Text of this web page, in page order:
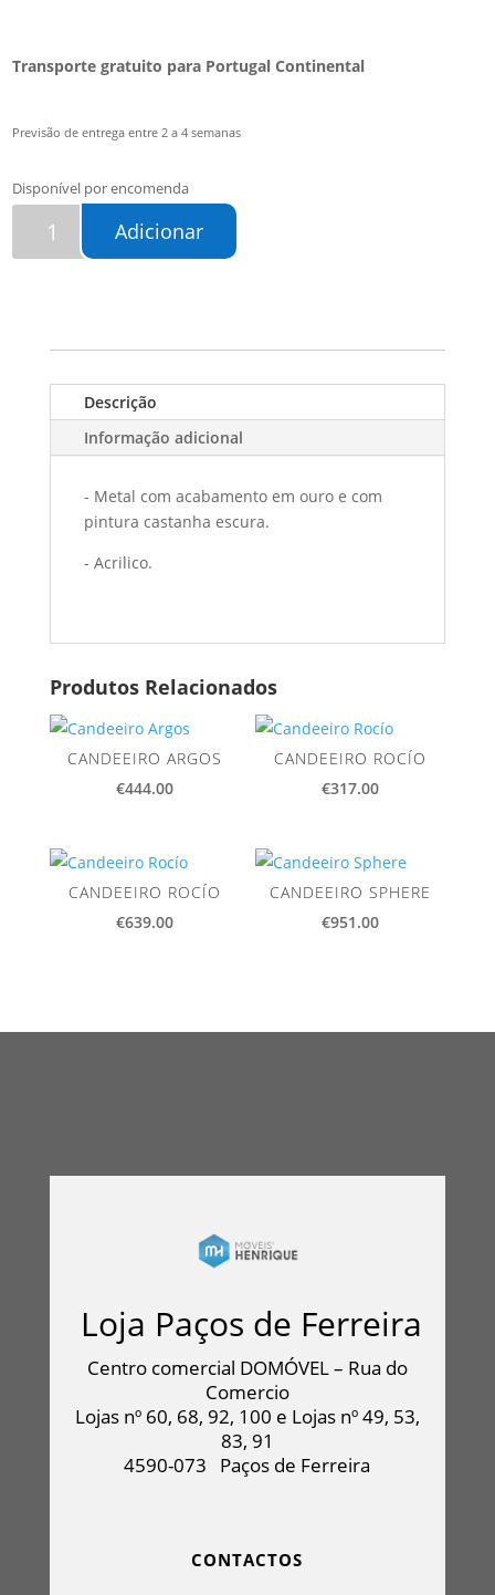
Transporte gratuito para Portugal Continental
Previsão de entrega entre 2 a 4 semanas
Disponível por encomenda
Adicionar
Descrição
Informação adicional
- Metal com acabamento em ouro e com
pintura castanha escura.
- Acrilico.
Produtos Relacionados
CANDEEIRO ARGOS
€444.00
CANDEEIRO ROCÍO
€317.00
CANDEEIRO ROCÍO
€639.00
CANDEEIRO SPHERE
€951.00
Loja Paços de Ferreira
Centro comercial DOMÓVEL – Rua do
Comercio
Lojas nº 60, 68, 92, 100 e Lojas nº 49, 53,
83, 91
4590-073 Paços de Ferreira
CONTACTOS